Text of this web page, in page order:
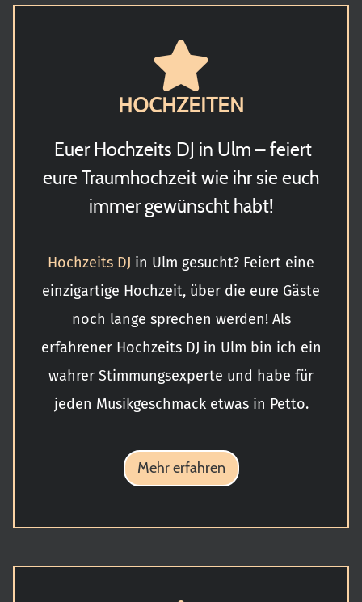
HOCHZEITEN
Euer Hochzeits DJ in Ulm – feiert
eure Traumhochzeit wie ihr sie euch
immer gewünscht habt!
Hochzeits DJ in Ulm gesucht? Feiert eine
einzigartige Hochzeit, über die eure Gäste
noch lange sprechen werden! Als
erfahrener Hochzeits DJ in Ulm bin ich ein
wahrer Stimmungsexperte und habe für
jeden Musikgeschmack etwas in Petto.
Mehr erfahren